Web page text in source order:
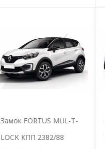
Замок FORTUS MUL-T-
LOCK КПП 2382/88